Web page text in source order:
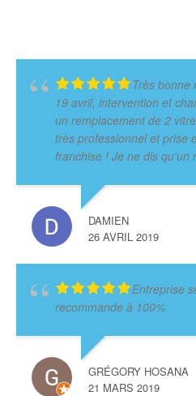
Très bonne
19 avril, intervention et
un remplacement de 2
très professionnel et prise
franchise ! Je ne dis qu'un
DAMIEN
26 AVRIL 2019
Entreprise
recommande à 100%
GRÉGORY HOSANA
21 MARS 2019